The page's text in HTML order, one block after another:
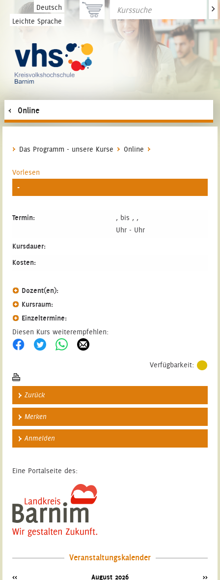
Deutsch
Leichte Sprache
>
Online
Das Programm - unsere Kurse Online
Vorlesen
-
Termin:
, bis , ,
Uhr - Uhr
Kursdauer:
Kosten:
Dozent(en):
Kursraum:
Einzeltermine:
Diesen Kurs weiterempfehlen:
Verfügbarkeit:
Zurück
Merken
Anmelden
Eine Portalseite des:
Veranstaltungskalender
<< August 2026 >>